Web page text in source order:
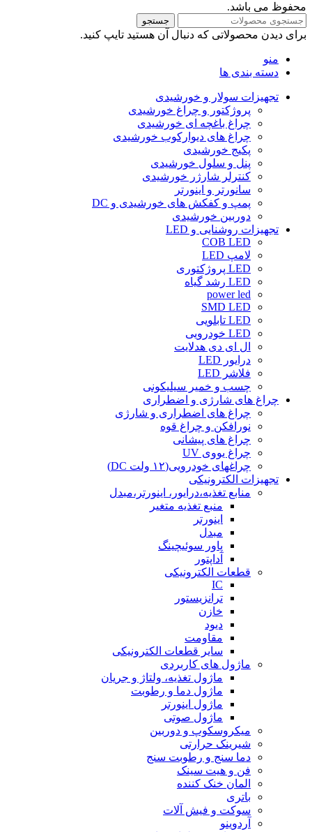
محفوظ می باشد.
جستجو
برای دیدن محصولاتی که دنبال آن هستید تایپ کنید.
منو
دسته بندی ها
تجهیزات سولار و خورشیدی
پروژکتور و چراغ خورشیدی
چراغ باغچه ای خورشیدی
چراغ های دیوارکوب خورشیدی
پکیج خورشیدی
پنل و سلول خورشیدی
کنترلر شارژر خورشیدی
سانورتر و اینورتر
پمپ و کفکش های خورشیدی و DC
دوربین خورشیدی
تجهیزات روشنایی و LED
COB LED
لامپ LED
LED پروژکتوری
LED رشد گیاه
power led
SMD LED
LED تابلویی
LED خودرویی
ال ای دی هدلایت
درایور LED
فلاشر LED
چسب و خمیر سیلیکونی
چراغ های شارژی و اضطراری
چراغ های اضطراری و شارژی
نورافکن و چراغ قوه
چراغ های پیشانی
چراغ یووی UV
چراغهای خودرویی(۱۲ ولت DC)
تجهیزات الکترونیکی
منابع تغذیه،درایور، اینورتر،مبدل
منبع تغذیه متغیر
اینورتر
مبدل
پاور سوئیچینگ
آداپتور
قطعات الکترونیکی
IC
ترانزیستور
خازن
دیود
مقاومت
سایر قطعات الکترونیکی
ماژول های کاربردی
ماژول تغذیه، ولتاژ و جریان
ماژول دما و رطوبت
ماژول اینورتر
ماژول صوتی
میکروسکوپ و دوربین
شیرینک حرارتی
دما سنج و رطوبت سنج
فن و هیت سینک
المان خنک کننده
باتری
سوکت و فیش آلات
آردوینو